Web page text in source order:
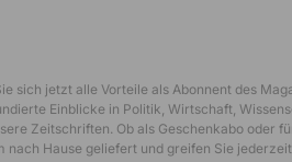
sich jetzt alle Vorteile als Abonnent des
Einblicke in Politik, Wirtschaft,
Zeitschriften. Ob als Geschenkabo oder
nach Hause geliefert und greifen Sie